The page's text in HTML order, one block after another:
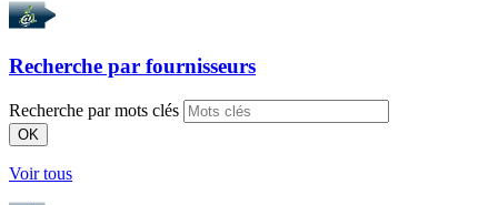
Recherche par fournisseurs
Recherche par mots clés
OK
Voir tous